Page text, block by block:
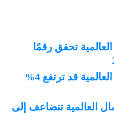
تحقق رقمًا
واردات الغاز المسال العالمية قد ترتفع 4%
العالمية تتضاعف إلى